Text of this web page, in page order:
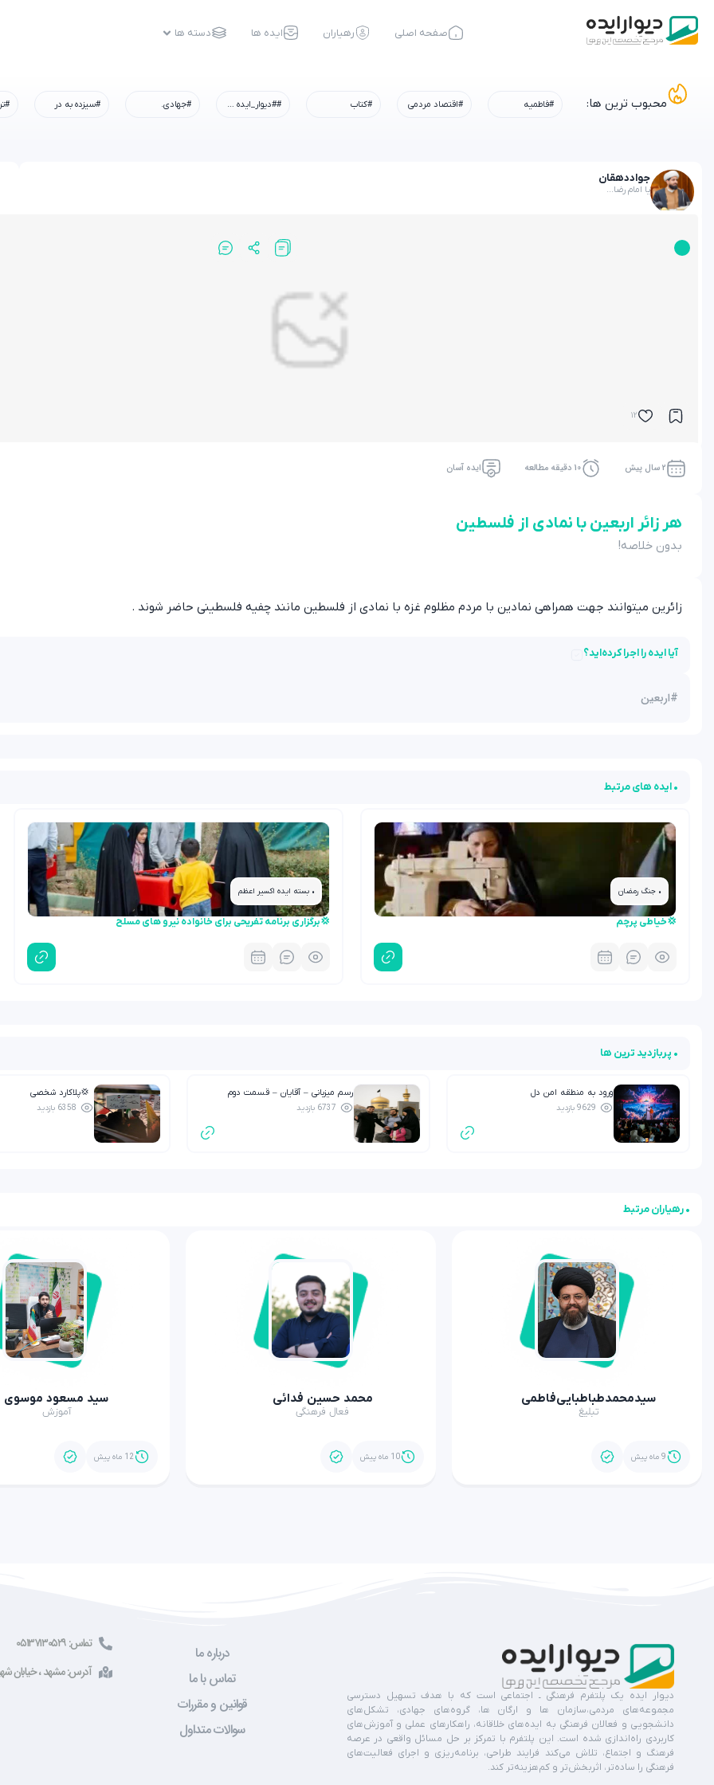
صفحه اصلی رهیاران ایده ها دسته ها
محبوب ترین ها: #فاطمیه #اقتصاد مردمی #کتاب ##دیوار_ایده #رسم_میزبانی #شهادت_امام_رضا #همه_خادم_الرضاییم #جهادی. #سیزده به در
جواددهقان
یا امام رضا...
12
2 سال پیش 10 دقیقه مطالعه ایده آسان
هر زائر اربعین با نمادی از فلسطین
بدون خلاصه!
زائرین میتوانند جهت همراهی نمادین با مردم مظلوم غزه با نمادی از فلسطین مانند چفیه فلسطینی حاضر شوند .
آیا ایده را اجرا کرده‌اید؟
#اربعین
• ایده های مرتبط
• جنگ رمضان
💢خیاطی پرچم
• بسته ایده اکسیر اعظم
💢برگزاری برنامه تفریحی برای خانواده نیرو های مسلح
• پربازدید ترین ها
ورود به منطقه امن دل
9629 بازدید
رسم میزبانی – آقایان – قسمت دوم
6737 بازدید
💢پلاکارد شخصی
6358 بازدید
• رهیاران مرتبط
سیدمحمدطباطبایی‌فاطمی
تبلیغ
9 ماه پیش
محمد حسین فدائی
فعال فرهنگی
10 ماه پیش
سید مسعود موسوی
آموزش
12 ماه پیش
دیوار ایده یک پلتفرم فرهنگی ـ اجتماعی است که با هدف تسهیل دسترسی
مجموعه‌های مردمی،سازمان ها و ارگان ها، گروه‌های جهادی، تشکل‌های
دانشجویی و فعالان فرهنگی به ایده‌های خلاقانه، راهکارهای عملی و آموزش‌های
کاربردی راه‌اندازی شده است. این پلتفرم با تمرکز بر حل مسائل واقعی در عرصه
فرهنگ و اجتماع، تلاش می‌کند فرایند طراحی، برنامه‌ریزی و اجرای فعالیت‌های
فرهنگی را ساده‌تر، اثربخش‌تر و کم‌هزینه‌تر کند.
درباره ما
تماس با ما
قوانین و مقررات
سوالات متداول
تماس: ۰۵۱۳۷۱۳۰۵۲۹
آدرس: مشهد ، خیابان شهید صادقی